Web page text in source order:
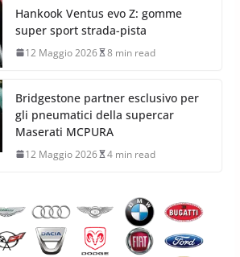
Hankook Ventus evo Z: gomme
super sport strada-pista
12 Maggio 2026 8 min read
Bridgestone partner esclusivo per
gli pneumatici della supercar
Maserati MCPURA
12 Maggio 2026 4 min read